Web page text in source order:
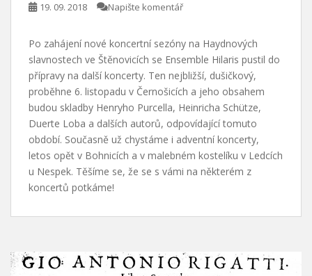
19. 09. 2018 Napište komentář
Po zahájení nové koncertní sezóny na Haydnových
slavnostech ve Štěnovicích se Ensemble Hilaris pustil do
přípravy na další koncerty. Ten nejbližší, dušičkový,
proběhne 6. listopadu v Černošicích a jeho obsahem
budou skladby Henryho Purcella, Heinricha Schütze,
Duerte Loba a dalších autorů, odpovídající tomuto
období. Současně už chystáme i adventní koncerty,
letos opět v Bohnicích a v malebném kostelíku v Ledcích
u Nespek. Těšíme se, že se s vámi na některém z
koncertů potkáme!